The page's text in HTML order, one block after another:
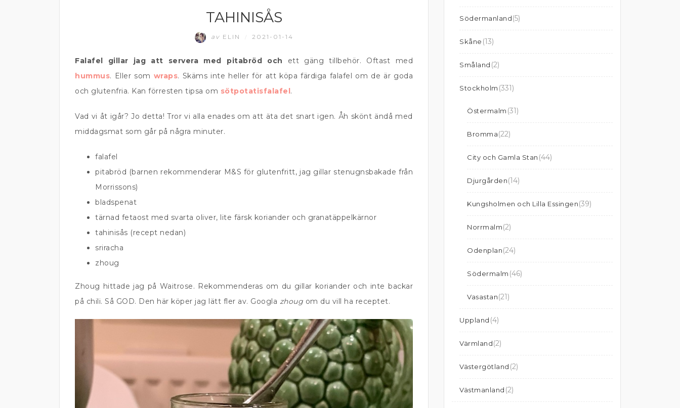
TAHINISÅS
av ELIN 2021-01-14
Falafel gillar jag att servera med pitabröd och ett gäng tillbehör. Oftast med
hummus. Eller som wraps. Skäms inte heller för att köpa färdiga falafel om de är goda
och glutenfria. Kan förresten tipsa om sötpotatisfalafel.
Vad vi åt igår? Jo detta! Tror vi alla enades om att äta det snart igen. Åh skönt ändå med
middagsmat som går på några minuter.
falafel
pitabröd (barnen rekommenderar M&S för glutenfritt, jag gillar stenugnsbakade från
Morrissons)
bladspenat
tärnad fetaost med svarta oliver, lite färsk koriander och granatäppelkärnor
tahinisås (recept nedan)
sriracha
zhoug
Zhoug hittade jag på Waitrose. Rekommenderas om du gillar koriander och inte backar
på chili. Så GOD. Den här köper jag lätt fler av. Googla zhoug om du vill ha receptet.
Södermanland(5)
Skåne (13)
Småland (2)
Stockholm (331)
Östermalm (31)
Bromma(22)
City och Gamla Stan (44)
Djurgården(14)
Kungsholmen och Lilla Essingen(39)
Norrmalm(2)
Odenplan(24)
Södermalm (46)
Vasastan(21)
Uppland (4)
Värmland(2)
Västergötland (2)
Västmanland (2)